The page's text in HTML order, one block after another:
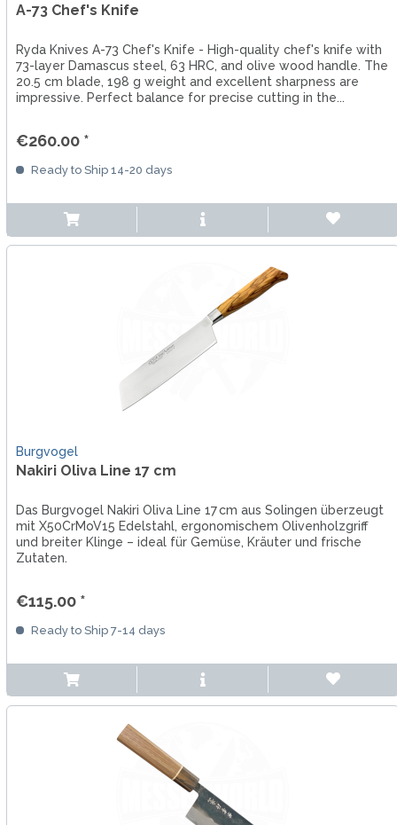
A-73 Chef's Knife
Ryda Knives A-73 Chef's Knife - High-quality chef's knife with
73-layer Damascus steel, 63 HRC, and olive wood handle. The
20.5 cm blade, 198 g weight and excellent sharpness are
impressive. Perfect balance for precise cutting in the...
€260.00 *
Ready to Ship 14-20 days
Burgvogel
Nakiri Oliva Line 17 cm
Das Burgvogel Nakiri Oliva Line 17 cm aus Solingen überzeugt
mit X50CrMoV15 Edelstahl, ergonomischem Olivenholzgriff
und breiter Klinge – ideal für Gemüse, Kräuter und frische
Zutaten.
€115.00 *
Ready to Ship 7-14 days